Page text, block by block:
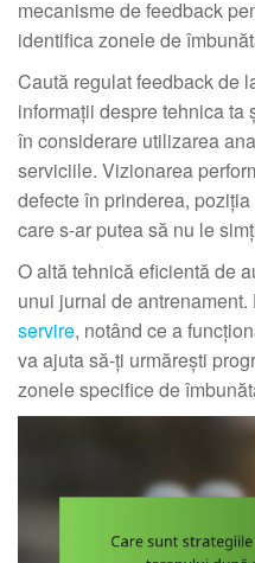
mecanisme de feedback
identifica zonele de
Caută regulat feedback de
informații despre tehnica ta
în considerare utilizarea
serviciile. Vizionarea
defecte în prinderea,
care s-ar putea să nu le
O altă tehnică eficientă de
unui jurnal de
servire, notând ce a
va ajuta să-ți urmărești
zonele specifice de